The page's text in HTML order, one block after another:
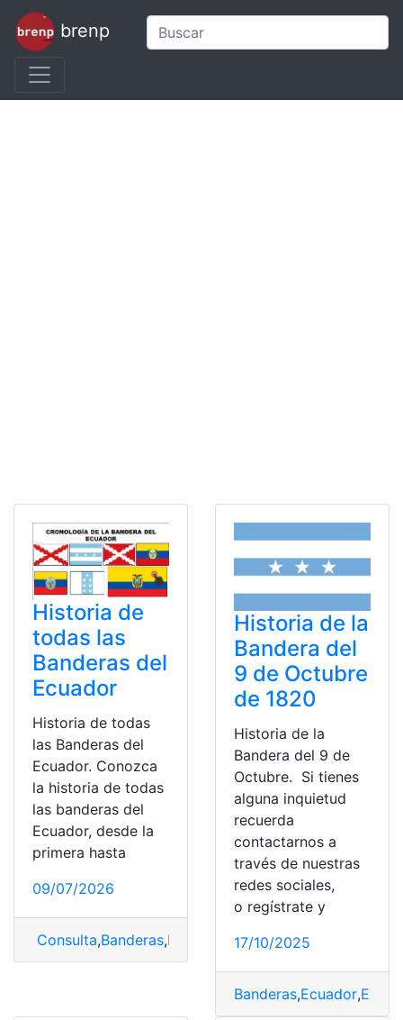
brenp
Historia de
todas las
Banderas del
Ecuador
Historia de todas
las Banderas del
Ecuador. Conozca
la historia de todas
las banderas del
Ecuador, desde la
primera hasta
09/07/2026
Consulta,Banderas,Banderas del Ecuador
Historia de la
Bandera del
9 de Octubre
de 1820
Historia de la
Bandera del 9 de
Octubre. Si tienes
alguna inquietud
recuerda
contactarnos a
través de nuestras
redes sociales,
o regístrate y
17/10/2025
Banderas,Ecuador,